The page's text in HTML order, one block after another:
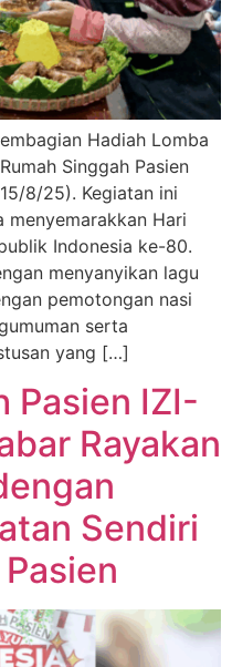
Hadiah Lomba
Singgah Pasien
8/25). Kegiatan ini
menyemarakkan Hari
Indonesia ke-80.
menyanyikan lagu
pemotongan nasi
serta
yang […]
Pasien IZI-
Rayakan
Sendiri